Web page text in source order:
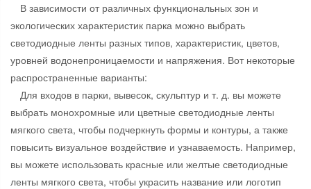
В зависимости от различных функциональных зон и
экологических характеристик парка можно выбрать
светодиодные ленты разных типов, характеристик, цветов,
уровней водонепроницаемости и напряжения. Вот некоторые
распространенные варианты:
Для входов в парки, вывесок, скульптур и т. д. вы можете
выбрать монохромные или цветные светодиодные ленты
мягкого света, чтобы подчеркнуть формы и контуры, а также
повысить визуальное воздействие и узнаваемость. Например,
вы можете использовать красные или желтые светодиодные
ленты мягкого света, чтобы украсить название или логотип